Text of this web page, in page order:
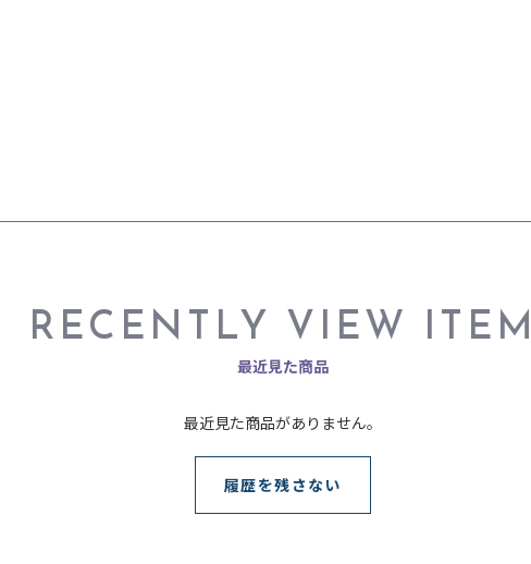
RECENTLY VIEW ITEM
最近見た商品
最近見た商品がありません。
履歴を残さない